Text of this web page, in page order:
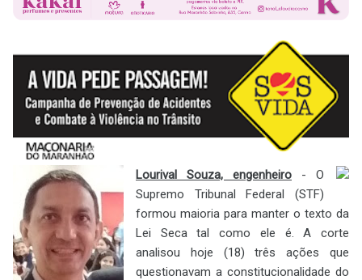
Lourival Souza, engenheiro - O
Supremo Tribunal Federal (STF)
formou maioria para manter o texto da
Lei Seca tal como ele é. A corte
analisou hoje (18) três ações que
questionavam a constitucionalidade do